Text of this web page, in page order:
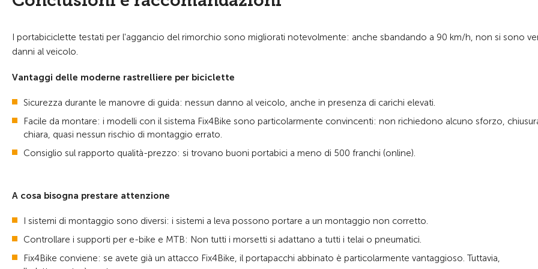
I portabiciclette testati per l'aggancio del rimorchio sono migliorati notevolmente: anche sbandando a 90 km/h, non si sono
danni al veicolo.
Vantaggi delle moderne rastrelliere per biciclette
Sicurezza durante le manovre di guida: nessun danno al veicolo, anche in presenza di carichi elevati.
Facile da montare: i modelli con il sistema Fix4Bike sono particolarmente convincenti: non richiedono alcuno sforzo,
chiara, quasi nessun rischio di montaggio errato.
Consiglio sul rapporto qualità-prezzo: si trovano buoni portabici a meno di 500 franchi (online).
A cosa bisogna prestare attenzione
I sistemi di montaggio sono diversi: i sistemi a leva possono portare a un montaggio non corretto.
Controllare i supporti per e-bike e MTB: Non tutti i morsetti si adattano a tutti i telai o pneumatici.
Fix4Bike conviene: se avete già un attacco Fix4Bike, il portapacchi abbinato è particolarmente vantaggioso. Tuttavia,